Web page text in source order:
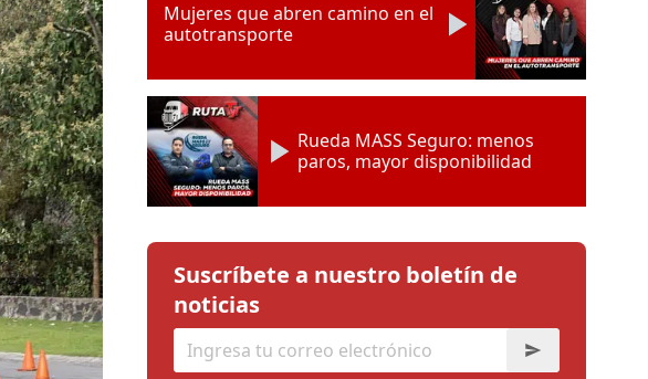
Mujeres que abren camino en el
autotransporte
Rueda MASS Seguro: menos
paros, mayor disponibilidad
Suscríbete a nuestro boletín de
noticias